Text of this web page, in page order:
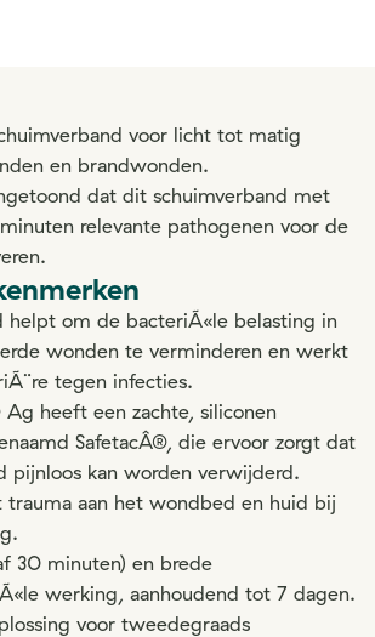
voor licht tot matig
en brandwonden.
dat dit schuimverband met
relevante pathogenen voor de
helpt om de bacteriÃ«le belasting in
wonden te verminderen en werkt
tegen infecties.
heeft een zachte, siliconen
SafetacÂ®, die ervoor zorgt dat
pijnloos kan worden verwijderd.
aan het wondbed en huid bij
30 minuten) en brede
werking, aanhoudend tot 7 dagen.
voor tweedegraads